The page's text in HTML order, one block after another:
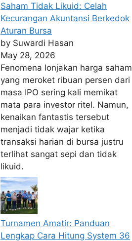
Saham Tidak Likuid: Celah
Kecurangan Akuntansi Berkedok
Aturan Bursa
by Suwardi Hasan
May 28, 2026
Fenomena lonjakan harga saham
yang meroket ribuan persen dari
masa IPO sering kali memikat
mata para investor ritel. Namun,
kenaikan fantastis tersebut
menjadi tidak wajar ketika
transaksi harian di bursa justru
terlihat sangat sepi dan tidak
likuid.
Turnamen Amatir: Panduan
Lengkap Cara Hitung System 36